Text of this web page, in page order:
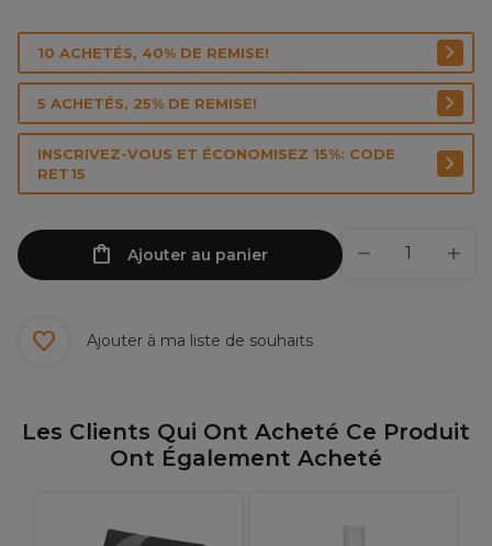
10 ACHETÉS, 40% DE REMISE!
5 ACHETÉS, 25% DE REMISE!
INSCRIVEZ-VOUS ET ÉCONOMISEZ 15%: CODE
RET15
Ajouter au panier
Ajouter à ma liste de souhaits
Les Clients Qui Ont Acheté Ce Produit
Ont Également Acheté